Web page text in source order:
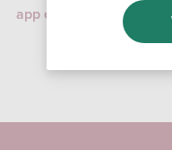
app en QR-code